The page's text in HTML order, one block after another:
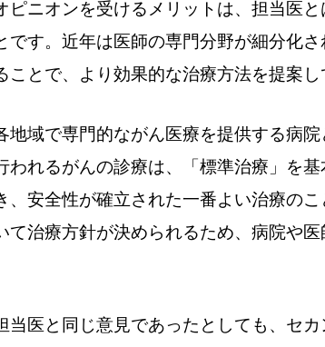
ピニオンを受けるメリットは、担当医
です。近年は医師の専門分野が細分化
ことで、より効果的な治療方法を提案し
地域で専門的ながん医療を提供する病
われるがんの診療は、「標準治療」を
、安全性が確立された一番よい治療の
て治療方針が決められるため、病院や
当医と同じ意見であったとしても、セ